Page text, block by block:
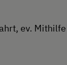
ev.